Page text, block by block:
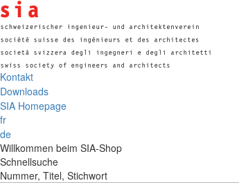
Kontakt
Downloads
SIA Homepage
fr
de
Willkommen beim SIA-Shop
Schnellsuche
Nummer, Titel, Stichwort